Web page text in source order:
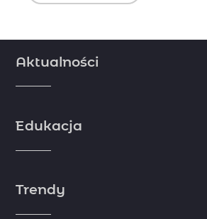
Aktualności
doniesienia dzięki komentarzom i artykułom
zobacz więcej
Edukacja
wiedzy i doświadczenia naszych ekspertów i
Trendy